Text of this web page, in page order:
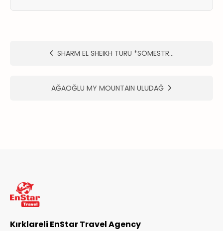
SHARM EL SHEIKH TURU *SÖMESTR…
AĞAOĞLU MY MOUNTAIN ULUDAĞ
Kırklareli EnStar Travel Agency